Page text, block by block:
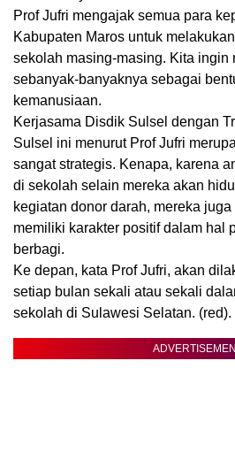
Prof Jufri mengajak semua para
Kabupaten Maros untuk
sekolah masing-masing. Kita ingin
sebanyak-banyaknya sebagai
kemanusiaan.
Kerjasama Disdik Sulsel dengan
Sulsel ini menurut Prof Jufri
sangat strategis. Kenapa, karena
di sekolah selain mereka akan
kegiatan donor darah, mereka
memiliki karakter positif dalam hal
berbagi.
Ke depan, kata Prof Jufri, akan
setiap bulan sekali atau sekali
sekolah di Sulawesi Selatan. (red).